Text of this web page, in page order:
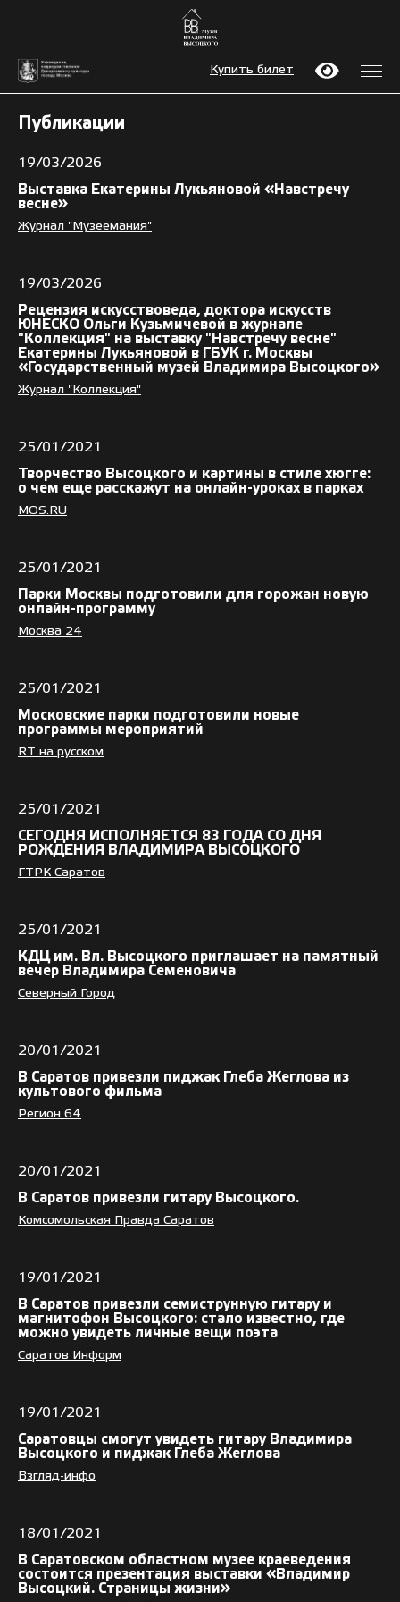
Купить билет
Публикации
19/03/2026
Выставка Екатерины Лукьяновой «Навстречу
весне»
Журнал "Музеемания"
19/03/2026
Рецензия искусствоведа, доктора искусств
ЮНЕСКО Ольги Кузьмичевой в журнале
"Коллекция" на выставку "Навстречу весне"
Екатерины Лукьяновой в ГБУК г. Москвы
«Государственный музей Владимира Высоцкого»
Журнал "Коллекция"
25/01/2021
Творчество Высоцкого и картины в стиле хюгге:
о чем еще расскажут на онлайн-уроках в парках
MOS.RU
25/01/2021
Парки Москвы подготовили для горожан новую
онлайн-программу
Москва 24
25/01/2021
Московские парки подготовили новые
программы мероприятий
RT на русском
25/01/2021
СЕГОДНЯ ИСПОЛНЯЕТСЯ 83 ГОДА СО ДНЯ
РОЖДЕНИЯ ВЛАДИМИРА ВЫСОЦКОГО
ГТРК Саратов
25/01/2021
КДЦ им. Вл. Высоцкого приглашает на памятный
вечер Владимира Семеновича
Северный Город
20/01/2021
В Саратов привезли пиджак Глеба Жеглова из
культового фильма
Регион 64
20/01/2021
В Саратов привезли гитару Высоцкого.
Комсомольская Правда Саратов
19/01/2021
В Саратов привезли семиструнную гитару и
магнитофон Высоцкого: стало известно, где
можно увидеть личные вещи поэта
Саратов Информ
19/01/2021
Саратовцы смогут увидеть гитару Владимира
Высоцкого и пиджак Глеба Жеглова
Взгляд-инфо
18/01/2021
В Саратовском областном музее краеведения
состоится презентация выставки «Владимир
Высоцкий. Страницы жизни»